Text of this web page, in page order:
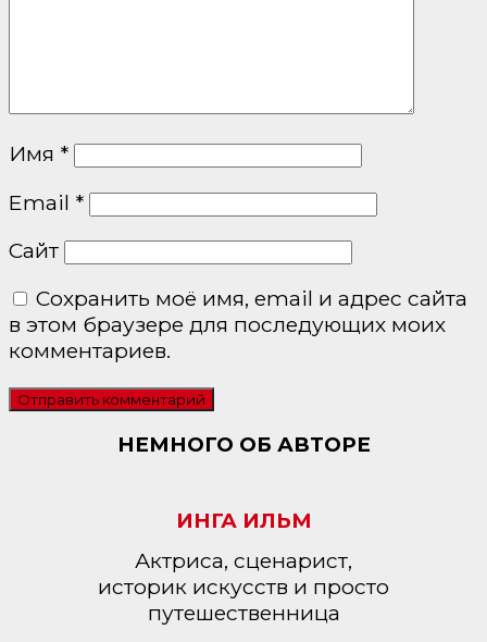
Имя *
Email *
Сайт
Сохранить моё имя, email и адрес сайта
в этом браузере для последующих моих
комментариев.
НЕМНОГО ОБ АВТОРЕ
ИНГА ИЛЬМ
Актриса, сценарист,
историк искусств и просто
путешественница